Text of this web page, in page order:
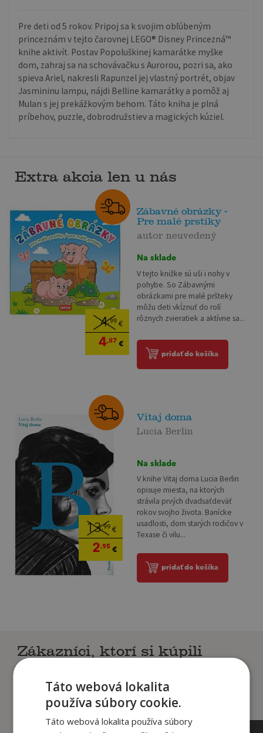
Pre deti od 5 rokov. Pripoj sa k svojim obľúbeným
princeznám v tejto čarovnej LEGO® Disney Princezná™
knihe aktivít. Postav Popoluškinej kamarátke myške
dom, zahraj sa na schovávačku s Aurorou, pozri sa, ako
spieva Ariel, nakresli Rapunzel jej vlastný portrét, objav
Jasmininu lampu, nájdi Belline kamarátky a pomôž aj
Mulan s jej prekážkovým behom. Táto kniha je plná
príbehov, puzzle, dobrodružstiev a magických kúziel.
Extra akcia len u nás
4,99 €
4,87 €
Zábavné obrázky -
Pre malé prstíky
autor neuvedený
Na sklade
V tejto knižke sú uši i nohy v
pohybe. So Zábavnými
obrázkami pre malé pršteky
môžu deti vkĺznuť do rolí
rôznych zvieratiek a aktívne sa...
pridať do košíka
13,99 €
2,95€
Vitaj doma
Lucia Berlin
Na sklade
V knihe Vitaj doma Lucia Berlin
opisuje miesta, na ktorých
strávila prvých dvadsaťdeväť
rokov svojho života. Banícke
usadlosti, dom starých rodičov v
Texase či vilu...
pridať do košíka
Zákazníci, ktorí si kúpili
tento titul si tiež kúpili
Táto webová lokalita
používa súbory cookie.
Táto webová lokalita používa súbory